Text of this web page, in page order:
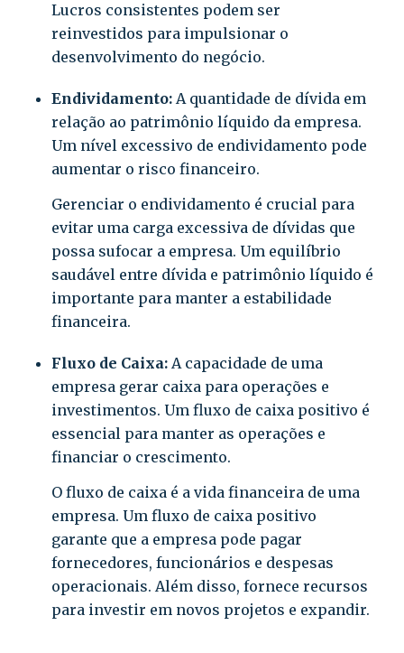
Lucros consistentes podem ser
reinvestidos para impulsionar o
desenvolvimento do negócio.
Endividamento:A quantidade de dívida em
relação ao patrimônio líquido da empresa.
Um nível excessivo de endividamento pode
aumentar o risco financeiro.
Gerenciar o endividamento é crucial para
evitar uma carga excessiva de dívidas que
possa sufocar a empresa. Um equilíbrio
saudável entre dívida e patrimônio líquido é
importante para manter a estabilidade
financeira.
Fluxo de Caixa:A capacidade de uma
empresa gerar caixa para operações e
investimentos. Um fluxo de caixa positivo é
essencial para manter as operações e
financiar o crescimento.
O fluxo de caixa é a vida financeira de uma
empresa. Um fluxo de caixa positivo
garante que a empresa pode pagar
fornecedores, funcionários e despesas
operacionais. Além disso, fornece recursos
para investir em novos projetos e expandir.